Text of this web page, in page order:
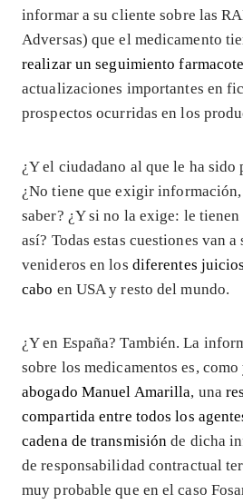
informar a su cliente sobre las
Adversas) que el medicamento
realizar un seguimiento
actualizaciones importantes en
prospectos ocurridas en los
¿Y el ciudadano al que le ha
¿No tiene que exigir información,
saber? ¿Y si no la exige: le
así? Todas estas cuestiones van a
venideros en los diferentes
cabo en USA y resto del mundo.
¿Y en España? También. La
sobre los medicamentos es,
abogado Manuel Amarilla, una
compartida entre todos los
cadena de transmisiónde dicha
de responsabilidad contractual
muy probable que en el caso